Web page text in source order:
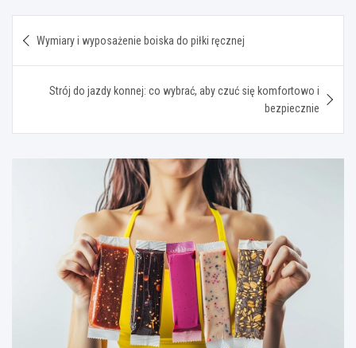
wpisu
Wymiary i wyposażenie boiska do piłki ręcznej
Strój do jazdy konnej: co wybrać, aby czuć się komfortowo i
bezpiecznie